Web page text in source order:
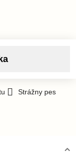
Strážny pes